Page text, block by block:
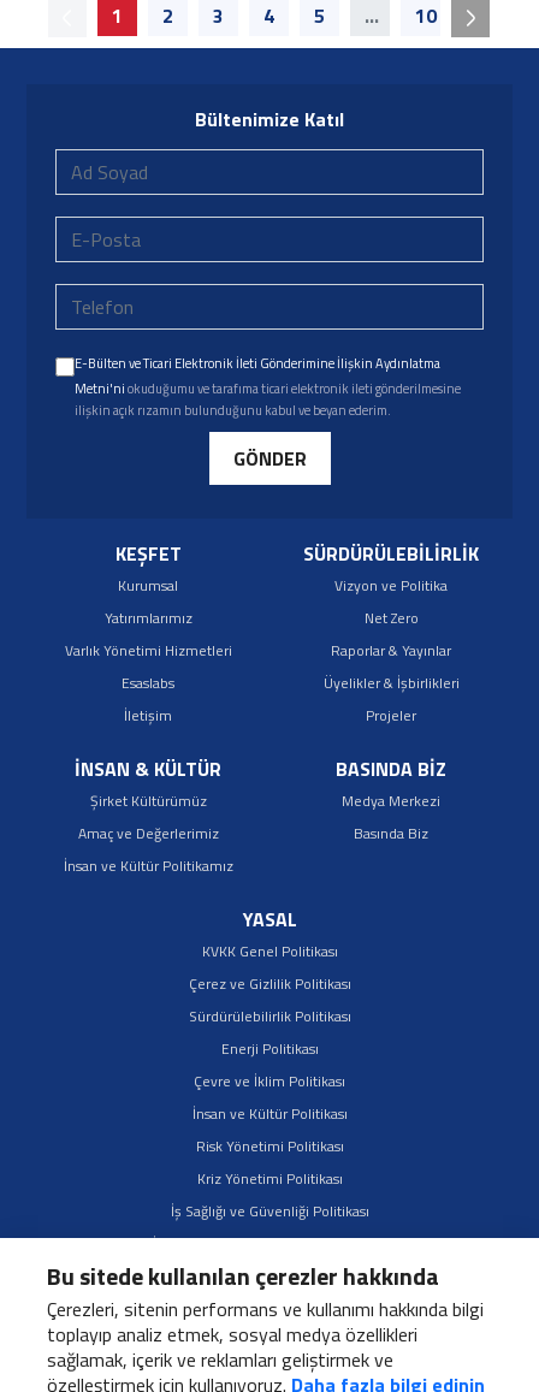
1 2 3 4 5 ... 10
Bültenimize Katıl
E-Bülten ve Ticari Elektronik İleti Gönderimine İlişkin Aydınlatma
Metni'niokuduğumu ve tarafıma ticari elektronik ileti gönderilmesine
ilişkin açık rızamın bulunduğunu kabul ve beyan ederim.
GÖNDER
KEŞFET
Kurumsal
Yatırımlarımız
Varlık Yönetimi Hizmetleri
Esaslabs
İletişim
SÜRDÜRÜLEBİLİRLİK
Vizyon ve Politika
Net Zero
Raporlar & Yayınlar
Üyelikler & İşbirlikleri
Projeler
İNSAN & KÜLTÜR
Şirket Kültürümüz
Amaç ve Değerlerimiz
İnsan ve Kültür Politikamız
BASINDA BİZ
Medya Merkezi
Basında Biz
YASAL
KVKK Genel Politikası
Çerez ve Gizlilik Politikası
Sürdürülebilirlik Politikası
Enerji Politikası
Çevre ve İklim Politikası
İnsan ve Kültür Politikası
Risk Yönetimi Politikası
Kriz Yönetimi Politikası
İş Sağlığı ve Güvenliği Politikası
İş Ortakları Sürdürülebilirlik Politikası
Çeşitlilik, Kapsayıcılık ve Fırsat Eşitliği Politikası
Bu sitede kullanılan çerezler hakkında
Çerezleri, sitenin performans ve kullanımı hakkında bilgi
toplayıp analiz etmek, sosyal medya özellikleri
sağlamak, içerik ve reklamları geliştirmek ve
özelleştirmek için kullanıyoruz. Daha fazla bilgi edinin